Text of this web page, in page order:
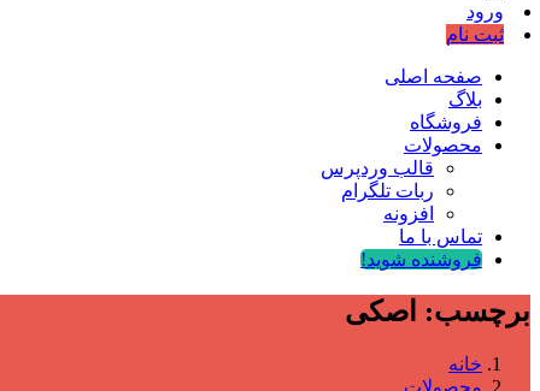
ورود
ثبت نام
صفحه اصلی
بلاگ
فروشگاه
محصولات
قالب وردپرس
ربات تلگرام
افزونه
تماس با ما
فروشنده شوید!
برچسب: اصکی
خانه